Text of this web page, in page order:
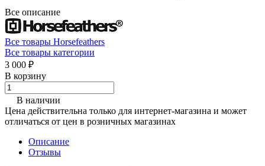
Все описание
Все товары Horsefeathers
Все товары категории
3 000 ₽
В корзину
В наличии
Цена действительна только для интернет-магазина и может
отличаться от цен в розничных магазинах
Описание
Отзывы